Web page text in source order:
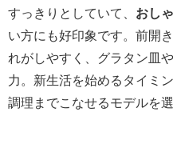
すっきりとしていて、 おし
い方にも好印象です。前開
れがしやすく、グラタン皿
力。新生活を始めるタイミ
調理までこなせるモデルを